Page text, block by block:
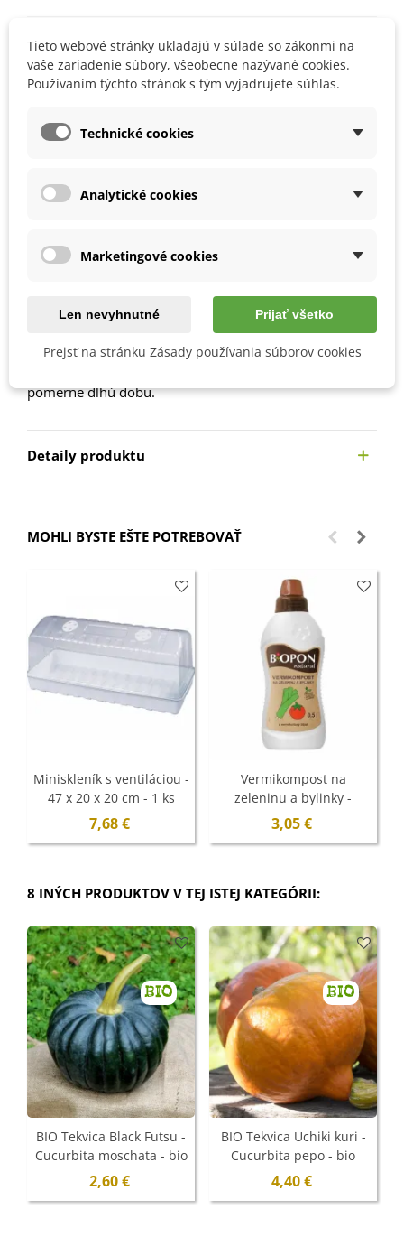
1004014
Obľúbené
Od marca do aprílaje možné semená predpestovať.
Stanovisko volímeslnečné.
Pôdu je vhodné udržiavať stále
mierne vlhkú–
zálievka miernejšia a častejšia.
Vhodné je prihnojovať hnojivami či kompostom.
pomerne dlhú dobu.
Detaily produktu
MOHLI BYSTE EŠTE POTREBOVAŤ
Miniskleník s ventiláciou -
47 x 20 x 20 cm - 1 ks
7,68 €
Vermikompost na
zeleninu a bylinky -
BoPon - 500 ml
3,05 €
8 INÝCH PRODUKTOV V TEJ ISTEJ KATEGÓRII:
BIO
BIO Tekvica Black Futsu -
Cucurbita moschata - bio
semená - 7 ks
2,60 €
BIO
BIO Tekvica Uchiki kuri -
Cucurbita pepo - bio
semená - 5 ks
4,40 €
Tieto webové stránky ukladajú v súlade so zákonmi na
vaše zariadenie súbory, všeobecne nazývané cookies.
Používaním týchto stránok s tým vyjadrujete súhlas.
Technické cookies
Analytické cookies
Marketingové cookies
Len nevyhnutné Prijať všetko
Prejsť na stránku Zásady používania súborov cookies